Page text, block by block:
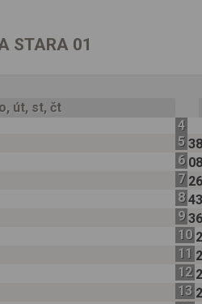
STARA 01
út, st, čt
4
5
6
7
8
9
10
11
12
13